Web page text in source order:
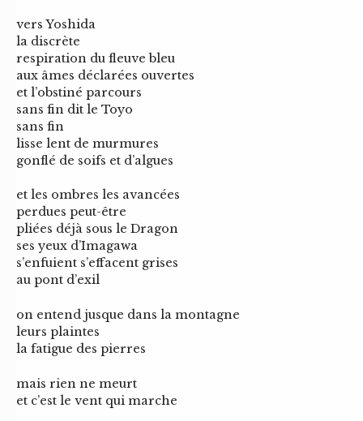
vers Yoshida
la discrète
respiration du fleuve bleu
aux âmes déclarées ouvertes
et l’obstiné parcours
sans fin dit le Toyo
sans fin
lisse lent de murmures
gonflé de soifs et d’algues
et les ombres les avancées
perdues peut-être
pliées déjà sous le Dragon
ses yeux d’Imagawa
s’enfuient s’effacent grises
au pont d’exil
on entend jusque dans la montagne
leurs plaintes
la fatigue des pierres
mais rien ne meurt
et c’est le vent qui marche